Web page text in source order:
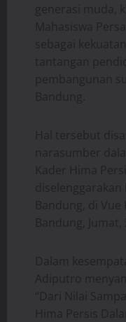
generasi muda,
Mahasiswa
sebagai
tantangan
pembangunan
Bandung.
Hal tersebut
narasumber
Kader Hima
diselenggarakan
Bandung, di
Bandung, Jumat,
Dalam
Adiputro
“Dari Nilai
Hima Persis